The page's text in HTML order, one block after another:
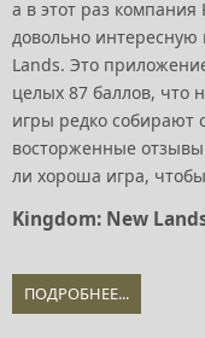
а в этот раз
довольно
Lands. Это
целых 87 баллов, что
игры редко собирают
восторженные
ли хороша игра,
Kingdom: New
ПОДРОБНЕЕ...